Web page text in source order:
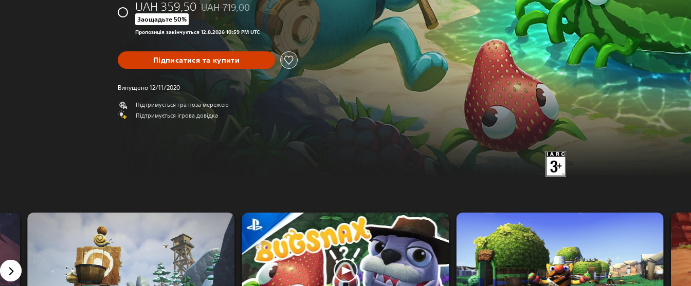
UAH 359,50 Знижка від початкової ціни UAH 719,00
UAH 719,00
Заощадьте 50%
Пропозиція закінчується 12.8.2026 10:59 PM UTC
Підписатися та купити
Випущено 12/11/2020
Підтримується гра поза мережею
Підтримується ігрова довідка